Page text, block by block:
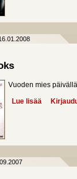
Vuoden mies
Lue lisää about Mr.